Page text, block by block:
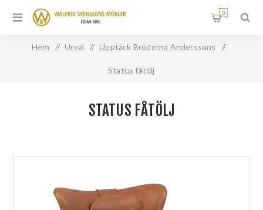
0
Hem / Urval / Upptäck Bröderna Anderssons /
Status fåtölj
STATUS FÅTÖLJ